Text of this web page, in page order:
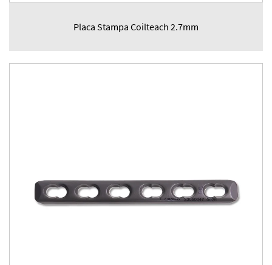
Placa Stampa Coilteach 2.7mm